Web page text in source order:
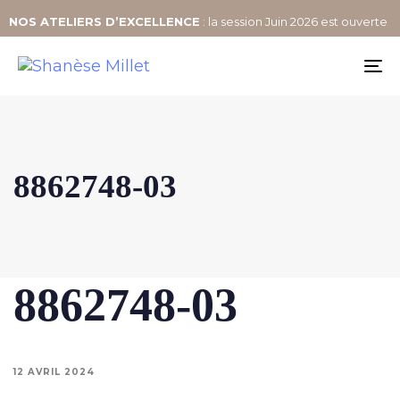
NOS ATELIERS D’EXCELLENCE : la session Juin 2026 est ouverte
8862748-03
8862748-03
12 AVRIL 2024